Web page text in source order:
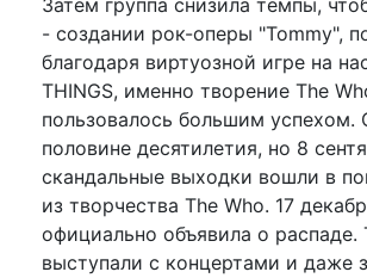
Затем группа снизила темпы,
- создании рок-оперы "Tommy",
благодаря виртуозной игре на
THINGS, именно творение The
пользовалось большим успехом.
половине десятилетия, но 8
скандальные выходки вошли в
из творчества The Who. 17
официально объявила о
выступали с концертами и даже